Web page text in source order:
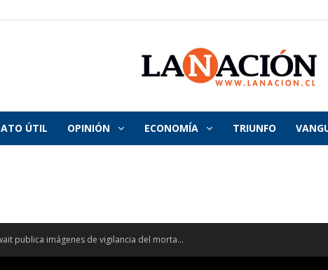
La
Nación
ÚTIL OPINIÓN ECONOMÍA TRIUNFO
publica imágenes de vigilancia del morta...